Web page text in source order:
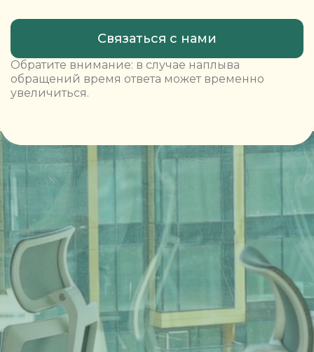
Обратите внимание: в случае наплыва
обращений время ответа может временно
увеличиться.